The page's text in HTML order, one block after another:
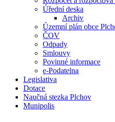
Úřední deska
Archiv
Územní plán obce
ČOV
Odpady
Smlouvy
Povinné informace
e-Podatelna
Legislativa
Dotace
Naučná stezka Plchov
Munipolis